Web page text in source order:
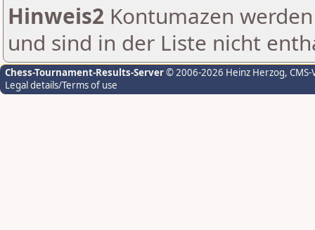
Hinweis2 Kontumazen
und sind in der Liste nicht
Chess-Tournament-Results-Server© 2006-2026 Heinz Herzog,
Legal details/Terms of use